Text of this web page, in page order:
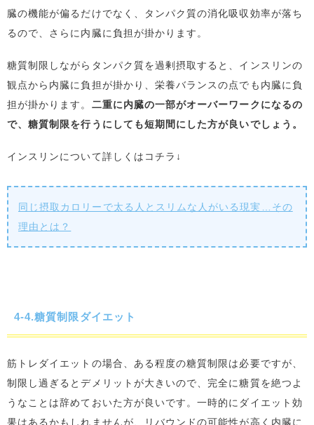
臓の機能が偏るだけでなく、タンパク質の消化吸収効率が落ち
るので、さらに内臓に負担が掛かります。
糖質制限しながらタンパク質を過剰摂取すると、インスリンの
観点から内臓に負担が掛かり、栄養バランスの点でも内臓に負
担が掛かります。 二重に内臓の一部がオーバーワークになるの
で、糖質制限を行うにしても短期間にした方が良いでしょう。
インスリンについて詳しくはコチラ↓
同じ摂取カロリーで太る人とスリムな人がいる現実…その
理由とは？
4-4.糖質制限ダイエット
筋トレダイエットの場合、ある程度の糖質制限は必要ですが、
制限し過ぎるとデメリットが大きいので、完全に糖質を絶つよ
うなことは辞めておいた方が良いです。一時的にダイエット効
果はあるかもしれませんが、リバウンドの可能性が高く内臓に